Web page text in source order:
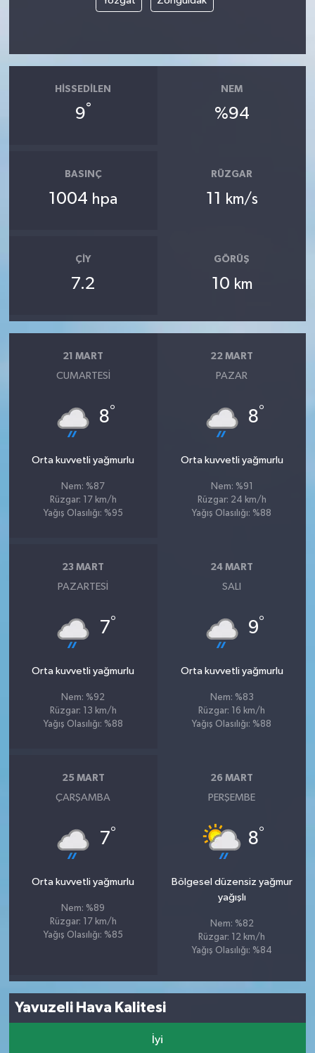
HISSEDILEN
9°
NEM
%94
BASINÇ
1004 hpa
RÜZGAR
11 km/s
ÇIY
7.2
GÖRÜŞ
10 km
21 MART
CUMARTESI
8°
Orta kuvvetli yağmurlu
Nem: %87
Rüzgar: 17 km/h
Yağış Olasılığı: %95
22 MART
PAZAR
8°
Orta kuvvetli yağmurlu
Nem: %91
Rüzgar: 24 km/h
Yağış Olasılığı: %88
23 MART
PAZARTESI
7°
Orta kuvvetli yağmurlu
Nem: %92
Rüzgar: 13 km/h
Yağış Olasılığı: %88
24 MART
SALI
9°
Orta kuvvetli yağmurlu
Nem: %83
Rüzgar: 16 km/h
Yağış Olasılığı: %88
25 MART
ÇARŞAMBA
7°
Orta kuvvetli yağmurlu
Nem: %89
Rüzgar: 17 km/h
Yağış Olasılığı: %85
26 MART
PERŞEMBE
8°
Bölgesel düzensiz yağmur
yağışlı
Nem: %82
Rüzgar: 12 km/h
Yağış Olasılığı: %84
Yavuzeli Hava Kalitesi
İyi